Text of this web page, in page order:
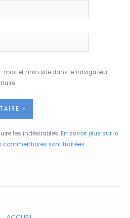
mail et mon site dans le navigateur
les indésirables.En savoir plus sur la
commentaires sont traitées.